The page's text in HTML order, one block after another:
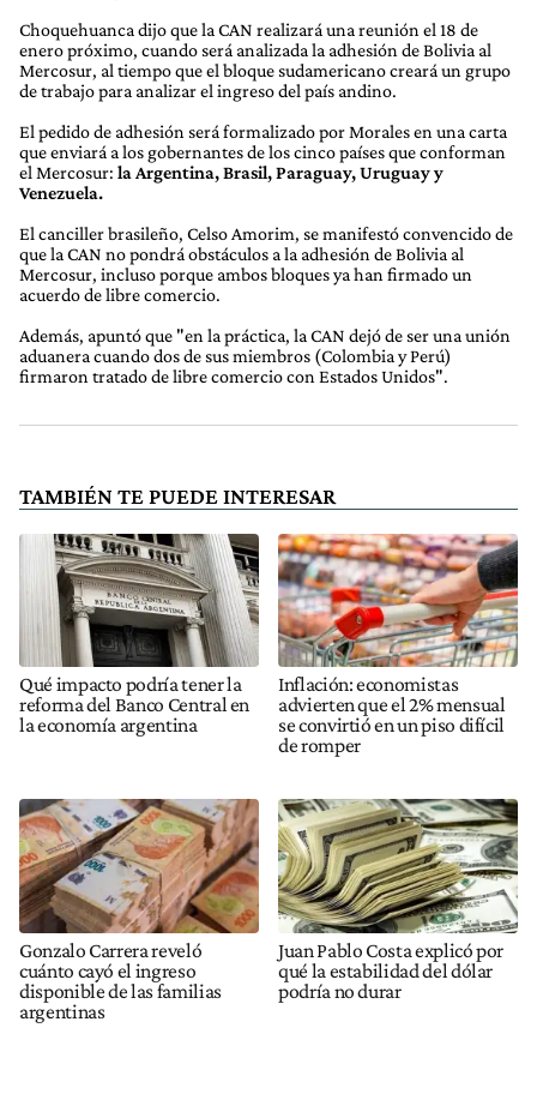
Choquehuanca dijo que la CAN realizará una reunión el 18 de
enero próximo, cuando será analizada la adhesión de Bolivia al
Mercosur, al tiempo que el bloque sudamericano creará un grupo
de trabajo para analizar el ingreso del país andino.
El pedido de adhesión será formalizado por Morales en una carta
que enviará a los gobernantes de los cinco países que conforman
el Mercosur: la Argentina, Brasil, Paraguay, Uruguay y
Venezuela.
El canciller brasileño, Celso Amorim, se manifestó convencido de
que la CAN no pondrá obstáculos a la adhesión de Bolivia al
Mercosur, incluso porque ambos bloques ya han firmado un
acuerdo de libre comercio.
Además, apuntó que "en la práctica, la CAN dejó de ser una unión
aduanera cuando dos de sus miembros (Colombia y Perú)
firmaron tratado de libre comercio con Estados Unidos".
TAMBIÉN TE PUEDE INTERESAR
Qué impacto podría tener la
reforma del Banco Central en
la economía argentina
Inflación: economistas
advierten que el 2% mensual
se convirtió en un piso difícil
de romper
Gonzalo Carrera reveló
cuánto cayó el ingreso
disponible de las familias
argentinas
Juan Pablo Costa explicó por
qué la estabilidad del dólar
podría no durar